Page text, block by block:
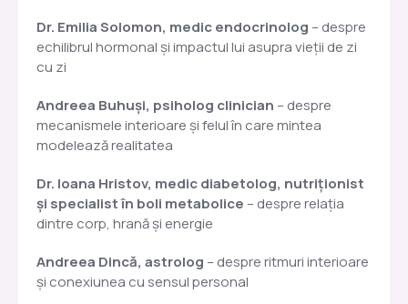
Dr. Emilia Solomon, medic endocrinolog – despre
echilibrul hormonal și impactul lui asupra vieții de zi
cu zi
Andreea Buhuși, psiholog clinician – despre
mecanismele interioare și felul în care mintea
modelează realitatea
Dr. Ioana Hristov, medic diabetolog, nutriționist
și specialist în boli metabolice – despre relația
dintre corp, hrană și energie
Andreea Dincă, astrolog – despre ritmuri interioare
și conexiunea cu sensul personal